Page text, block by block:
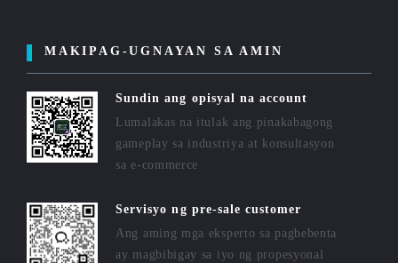
MAKIPAG-UGNAYAN SA AMIN
Sundin ang opisyal na account
Lumalakas na itulak ang pinakabagong
gameplay sa industriya at konsultasyon
sa e-commerce
Servisyo ng pre-sale customer
Ang aming mga eksperto sa pagbebenta
ay magbibigay sa iyo ng propesyonal